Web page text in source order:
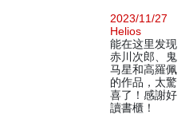
2023/11/27
Helios
能在这里发现
赤川次郎、鬼
马星和高羅佩
的作品，太驚
喜了！感謝好
讀書櫃！